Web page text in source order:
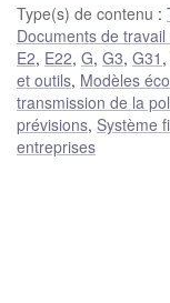
Type(s) de contenu :
Documents de
E2, E22, G, G3, G31 ,
et outils, Modèles
transmission de la
prévisions, Système
entreprises